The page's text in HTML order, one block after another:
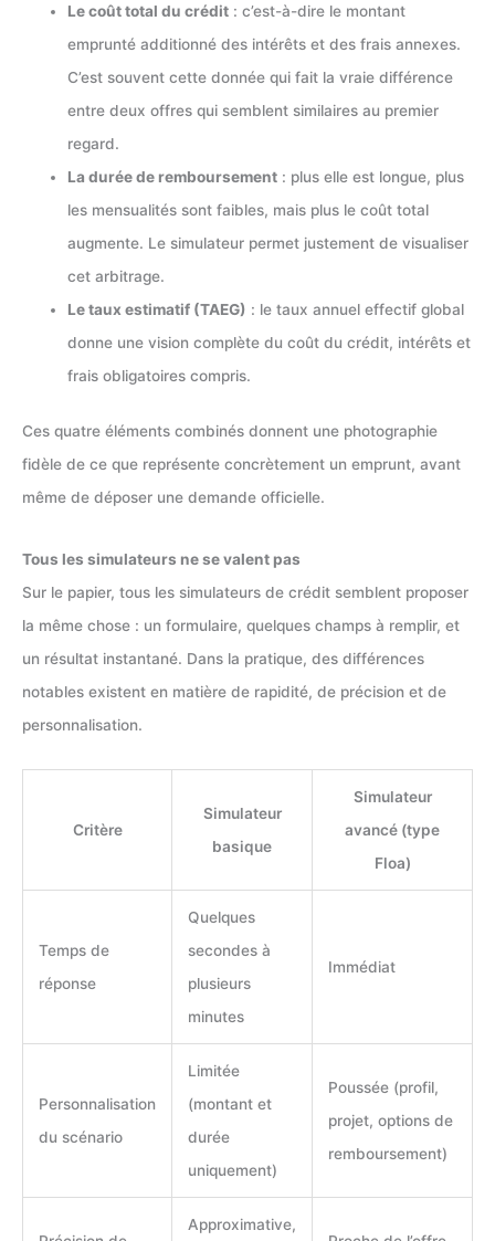
Le coût total du crédit : c’est-à-dire le montant
emprunté additionné des intérêts et des frais annexes.
C’est souvent cette donnée qui fait la vraie différence
entre deux offres qui semblent similaires au premier
regard.
La durée de remboursement : plus elle est longue, plus
les mensualités sont faibles, mais plus le coût total
augmente. Le simulateur permet justement de visualiser
cet arbitrage.
Le taux estimatif (TAEG) : le taux annuel effectif global
donne une vision complète du coût du crédit, intérêts et
frais obligatoires compris.
Ces quatre éléments combinés donnent une photographie
fidèle de ce que représente concrètement un emprunt, avant
même de déposer une demande officielle.
Tous les simulateurs ne se valent pas
Sur le papier, tous les simulateurs de crédit semblent proposer
la même chose : un formulaire, quelques champs à remplir, et
un résultat instantané. Dans la pratique, des différences
notables existent en matière de rapidité, de précision et de
personnalisation.
Critère
Simulateur
basique
Simulateur
avancé (type
Floa)
Temps de
réponse
Quelques
secondes à
plusieurs
minutes
Immédiat
Personnalisation
du scénario
Limitée
(montant et
durée
uniquement)
Poussée (profil,
projet, options de
remboursement)
Approximative,